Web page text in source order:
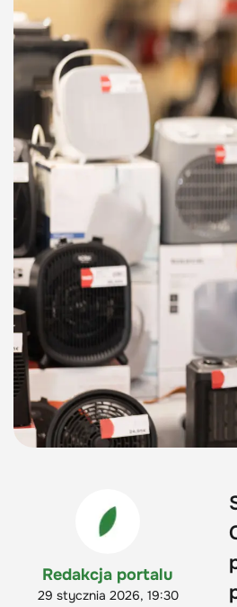
Redakcja portalu
29 stycznia 2026, 19:30